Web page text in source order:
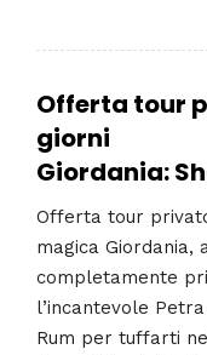
Offerta tour
giorni
Giordania:
Offerta tour
magica Giordania,
completamente
l’incantevole
Rum per tuffarti